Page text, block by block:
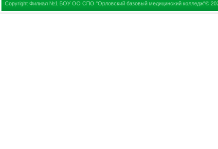
Copyright Филиал №1 БОУ ОО СПО "Орловский базовый медицинский колледж"©